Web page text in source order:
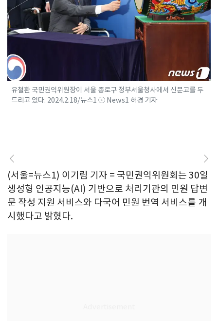
유철환 국민권익위원장이 서울 종로구 정부서울청사에서 신문고를 두
드리고 있다. 2024.2.18/뉴스1 ⓒ News1 허경 기자
(서울=뉴스1) 이기림 기자 = 국민권익위원회는 30일
생성형 인공지능(AI) 기반으로 처리기관의 민원 답변
문 작성 지원 서비스와 다국어 민원 번역 서비스를 개
시했다고 밝혔다.